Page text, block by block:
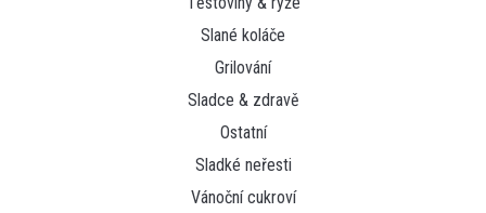
Slané koláče
Grilování
Sladce & zdravě
Ostatní
Sladké neřesti
Vánoční cukroví